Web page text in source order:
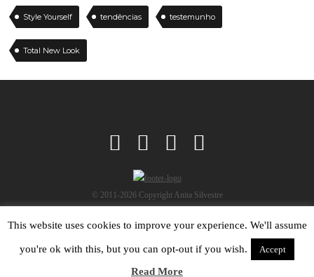
Style Yourself tendências testemunho
Total New Look
© 2011-2026 Copyright Anita Silvestre
This website uses cookies to improve your experience. We'll assume
you're ok with this, but you can opt-out if you wish. Accept
Read More